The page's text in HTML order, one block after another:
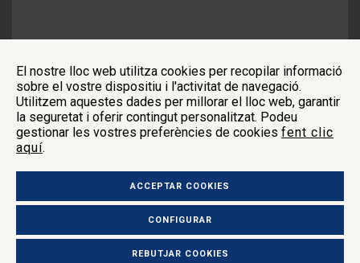
Cyanokit 5 g®pols per a solució per a
El nostre lloc web utilitza cookies per recopilar informació
sobre el vostre dispositiu i l'activitat de navegació.
Utilitzem aquestes dades per millorar el lloc web, garantir
la seguretat i oferir contingut personalitzat. Podeu
gestionar les vostres preferències de cookies fent clic
aquí.
ACCEPTAR COOKIES
CONFIGURAR
REBUTJAR COOKIES